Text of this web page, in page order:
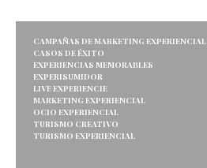
CAMPAÑAS DE MARKETING EXPERIENCIAL
CASOS DE ÉXITO
EXPERIENCIAS MEMORABLES
EXPERISUMIDOR
LIVE EXPERIENCIE
MARKETING EXPERIENCIAL
OCIO EXPERIENCIAL
TURISMO CREATIVO
TURISMO EXPERIENCIAL